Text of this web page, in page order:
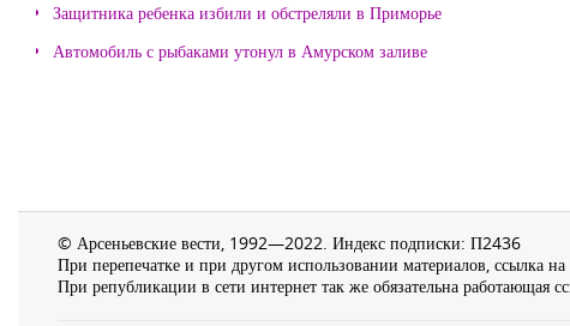
Защитника ребенка избили и обстреляли в Приморье
Автомобиль с рыбаками утонул в Амурском заливе
© Арсеньевские вести, 1992—2022. Индекс подписки: П2436
При перепечатке и при другом использовании материалов, ссылка на
При републикации в сети интернет так же обязательна работающая